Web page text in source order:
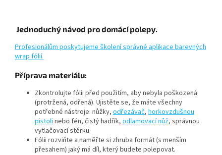
Jednoduchý návod pro domácí polepy.
Profesionálům poskytujeme školení správné aplikace barevných
wrap fólií.
Příprava materiálu:
Zkontrolujte fólii před použitím, aby nebyla poškozená
(protržená, odřená). Ujistěte se, že máte všechny
potřebné nástroje: nůžky, odřezávač, horkovzdušnou
pistoli nebo fén, čistý hadřík, odlamovací nůž, správnou
vytlačovací stěrku.
Fólii rozviňte a naměřte si zhruba formát (s menším
přesahem) jaký má díl, který budete polepovat.